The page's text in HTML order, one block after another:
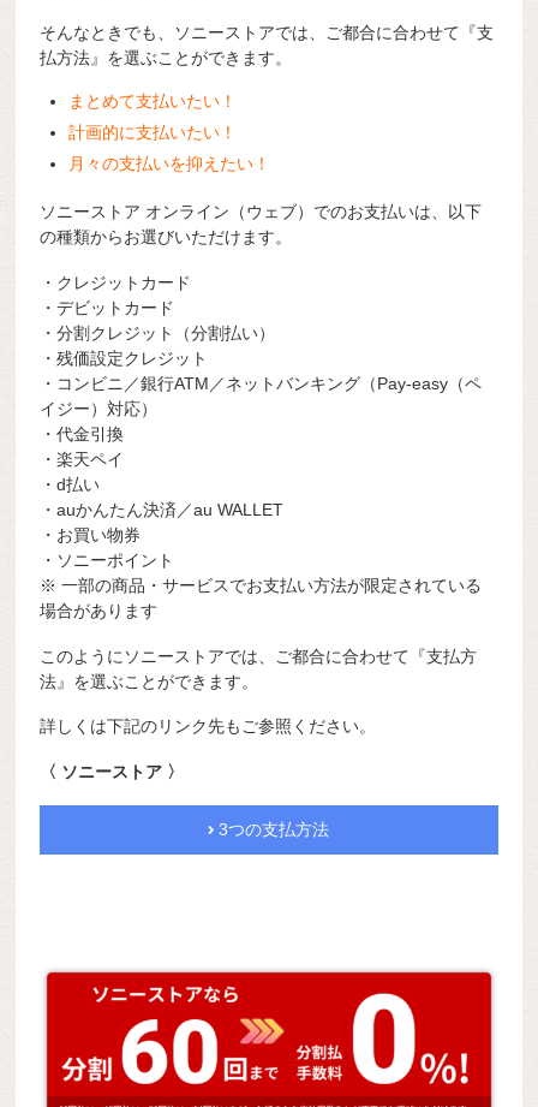
そんなときでも、ソニーストアでは、ご都合に合わせて『支
払方法』を選ぶことができます。
まとめて支払いたい！
計画的に支払いたい！
月々の支払いを抑えたい！
ソニーストア オンライン（ウェブ）でのお支払いは、以下
の種類からお選びいただけます。
・クレジットカード
・デビットカード
・分割クレジット（分割払い）
・残価設定クレジット
・コンビニ／銀行ATM／ネットバンキング（Pay-easy（ペ
イジー）対応）
・代金引換
・楽天ペイ
・d払い
・auかんたん決済／au WALLET
・お買い物券
・ソニーポイント
※ 一部の商品・サービスでお支払い方法が限定されている
場合があります
このようにソニーストアでは、ご都合に合わせて『支払方
法』を選ぶことができます。
詳しくは下記のリンク先もご参照ください。
〈 ソニーストア 〉
3つの支払方法